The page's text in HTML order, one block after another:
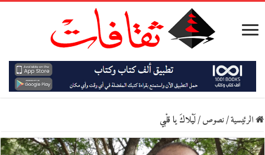
الرئيسية/نصوص/لَيْلاكَ يا قلْبي